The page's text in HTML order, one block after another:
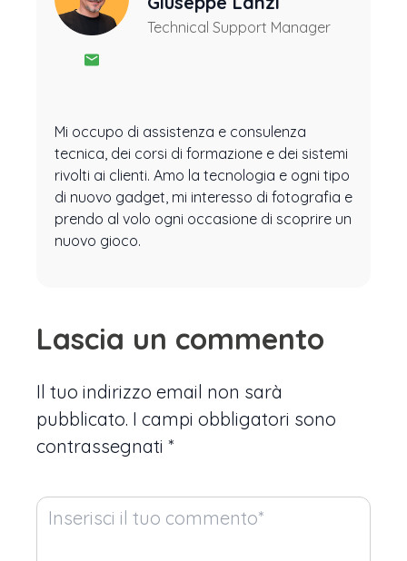
Technical Support Manager
Mi occupo di assistenza e consulenza
tecnica, dei corsi di formazione e dei sistemi
rivolti ai clienti. Amo la tecnologia e ogni tipo
di nuovo gadget, mi interesso di fotografia e
prendo al volo ogni occasione di scoprire un
nuovo gioco.
Lascia un commento
Il tuo indirizzo email non sarà
pubblicato. I campi obbligatori sono
contrassegnati *